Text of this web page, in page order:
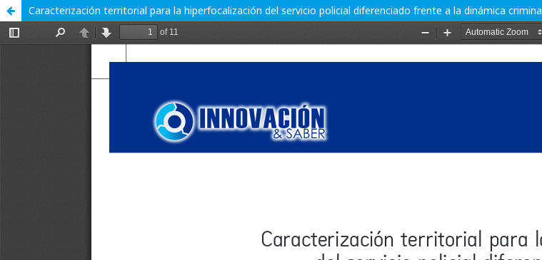
Caracterización territorial para la hiperfocalización del servicio policial diferenciado frente a la dinámica